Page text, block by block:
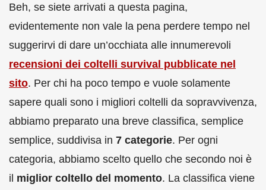
Beh, se siete arrivati a questa pagina,
evidentemente non vale la pena perdere tempo nel
suggerirvi di dare un’occhiata alle innumerevoli
recensioni dei coltelli survival pubblicate nel
sito. Per chi ha poco tempo e vuole solamente
sapere quali sono i migliori coltelli da sopravvivenza,
abbiamo preparato una breve classifica, semplice
semplice, suddivisa in 7 categorie. Per ogni
categoria, abbiamo scelto quello che secondo noi è
il miglior coltello del momento. La classifica viene